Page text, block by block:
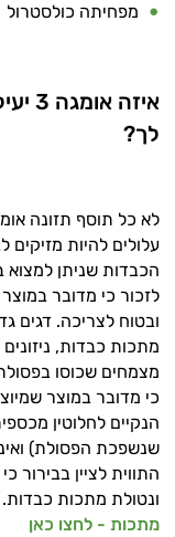
מפחיתה כולסטרול
לך?
עלולים להיות
לזכור כי מדובר
ובטוח לצריכה. דגים
מתכות כבדות,
כי מדובר במוצר
הנקיים לחלוטין
שנשפכת הפסולת)
ונטולת מתכות כבדות.
מתכות - לחצו כאן